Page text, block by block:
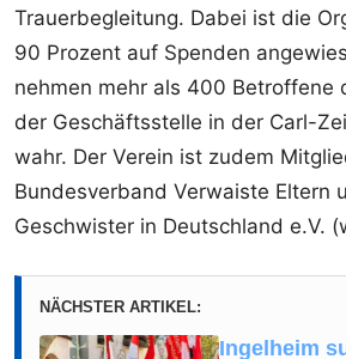
Trauerbegleitung. Dabei ist die
90 Prozent auf Spenden
nehmen mehr als 400 Betroffene
der Geschäftsstelle in der Carl-
wahr. Der Verein ist zudem
Bundesverband Verwaiste Eltern
Geschwister in Deutschland e.V.
NÄCHSTER ARTIKEL:
Ingelheim